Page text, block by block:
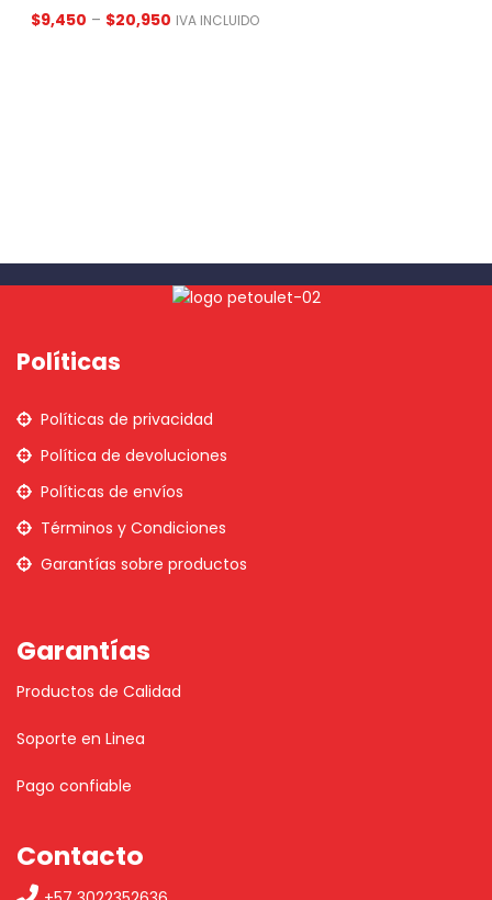
$9,450 – $20,950 IVA INCLUIDO
Políticas
Políticas de privacidad
Política de devoluciones
Políticas de envíos
Términos y Condiciones
Garantías sobre productos
Garantías
Productos de Calidad
Soporte en Linea
Pago confiable
Contacto